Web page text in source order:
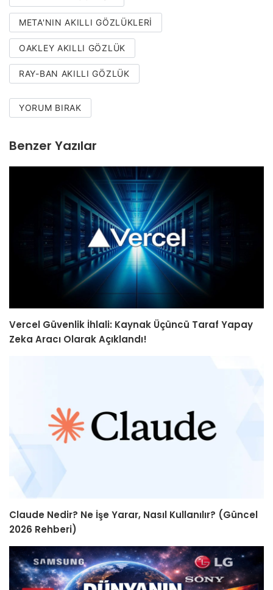
META'NIN AKILLI GÖZLÜKLERI
OAKLEY AKILLI GÖZLÜK
RAY-BAN AKILLI GÖZLÜK
YORUM BIRAK
Benzer Yazılar
Vercel Güvenlik İhlali: Kaynak Üçüncü Taraf Yapay
Zeka Aracı Olarak Açıklandı!
Claude Nedir? Ne İşe Yarar, Nasıl Kullanılır? (Güncel
2026 Rehberi)